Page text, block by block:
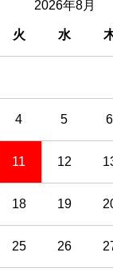
2026年8月
火 水
4 5 6
11 12
18 19
25 26